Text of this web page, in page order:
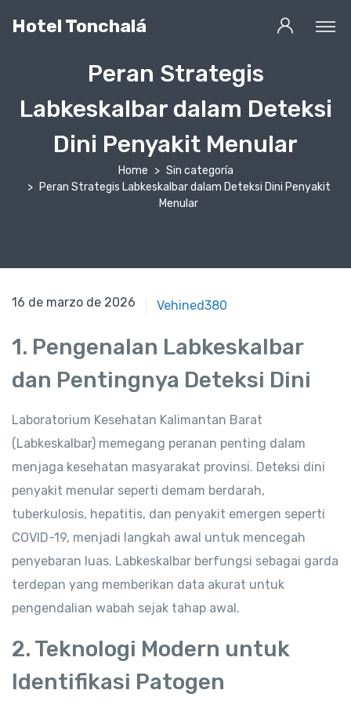
Hotel Tonchalá
Peran Strategis
Labkeskalbar dalam Deteksi
Dini Penyakit Menular
Home
Sin categoría
Peran Strategis Labkeskalbar dalam Deteksi Dini Penyakit
Menular
16 de marzo de 2026
16 de marzo de 2026 Vehined380
1. Pengenalan Labkeskalbar
dan Pentingnya Deteksi Dini
Laboratorium Kesehatan Kalimantan Barat
(Labkeskalbar) memegang peranan penting dalam
menjaga kesehatan masyarakat provinsi. Deteksi dini
penyakit menular seperti demam berdarah,
tuberkulosis, hepatitis, dan penyakit emergen seperti
COVID-19, menjadi langkah awal untuk mencegah
penyebaran luas. Labkeskalbar berfungsi sebagai garda
terdepan yang memberikan data akurat untuk
pengendalian wabah sejak tahap awal.
2. Teknologi Modern untuk
Identifikasi Patogen